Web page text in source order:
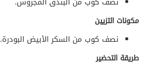
مكونات التزيين
نصف كوب من السكر الأبيض البودرة.
طريقة التحضير